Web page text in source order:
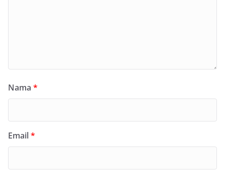
Nama *
Email*